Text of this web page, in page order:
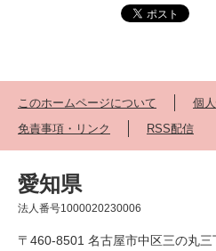
このホームページについて
個
免責事項・リンク
RSS配信
愛知県
法人番号1000020230006
〒460-8501 名古屋市中区三の丸